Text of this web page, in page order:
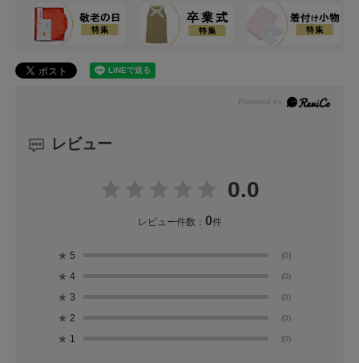
レビュー
0.0
レビュー件数： 0件
★ 5 (0)
★ 4 (0)
★ 3 (0)
★ 2 (0)
★ 1 (0)